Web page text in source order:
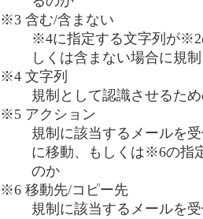
※3 含む/含まない
※4に指定する文字列が※2
しくは含まない場合に規
※4 文字列
規制として認識させるた
※5 アクション
規制に該当するメールを
に移動、もしくは※6の指
のか
※6 移動先/コピー先
規制に該当するメールを